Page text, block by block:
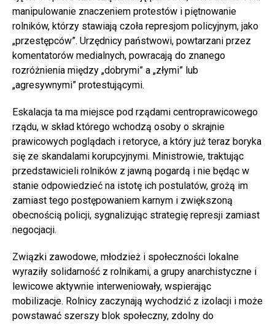
manipulowanie znaczeniem protestów i piętnowanie
rolników, którzy stawiają czoła represjom policyjnym, jako
„przestępców”. Urzędnicy państwowi, powtarzani przez
komentatorów medialnych, powracają do znanego
rozróżnienia między „dobrymi” a „złymi” lub
„agresywnymi” protestującymi.
Eskalacja ta ma miejsce pod rządami centroprawicowego
rządu, w skład którego wchodzą osoby o skrajnie
prawicowych poglądach i retoryce, a który już teraz boryka
się ze skandalami korupcyjnymi. Ministrowie, traktując
przedstawicieli rolników z jawną pogardą i nie będąc w
stanie odpowiedzieć na istotę ich postulatów, grożą im
zamiast tego postępowaniem karnym i zwiększoną
obecnością policji, sygnalizując strategię represji zamiast
negocjacji.
Związki zawodowe, młodzież i społeczności lokalne
wyraziły solidarność z rolnikami, a grupy anarchistyczne i
lewicowe aktywnie interweniowały, wspierając
mobilizacje. Rolnicy zaczynają wychodzić z izolacji i może
powstawać szerszy blok społeczny, zdolny do